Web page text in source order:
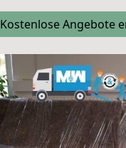
Kostenlose Angebote